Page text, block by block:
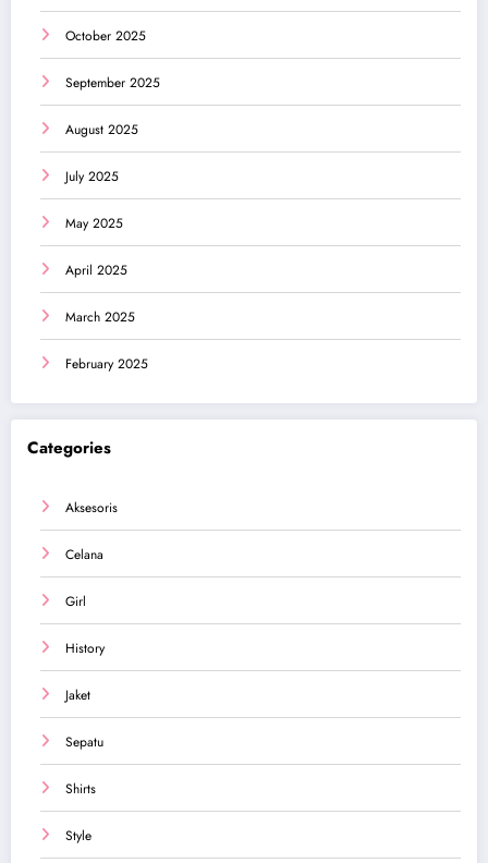
October 2025
September 2025
August 2025
July 2025
May 2025
April 2025
March 2025
February 2025
Categories
Aksesoris
Celana
Girl
History
Jaket
Sepatu
Shirts
Style